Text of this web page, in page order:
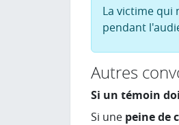
La victime qui
pendant
Autres
Si un témoin
Si une peine de